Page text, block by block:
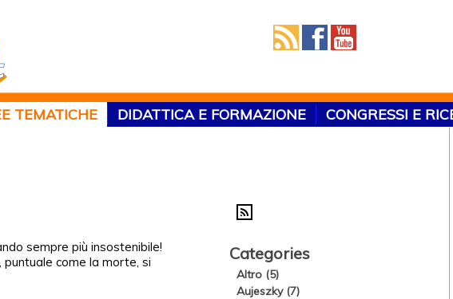
TEMATICHE DIDATTICA E FORMAZIONE CONGRESSI E
sempre più insostenibile!
come la morte, si
Categories
Altro (5)
Aujeszky (7)